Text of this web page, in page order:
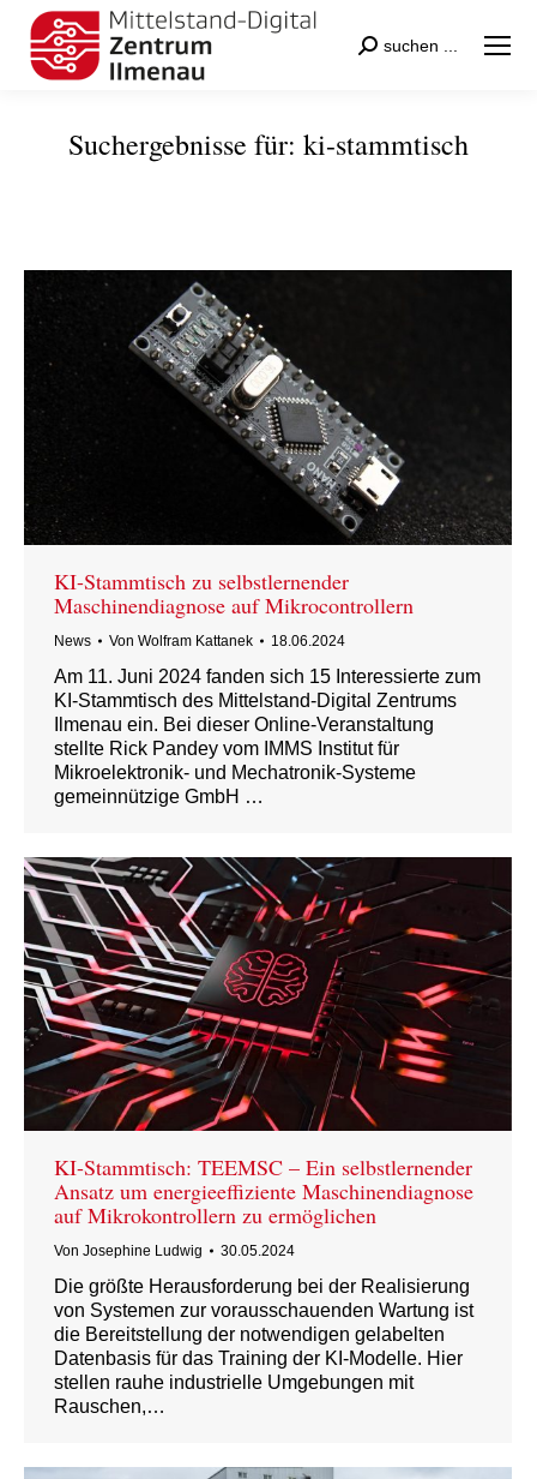
Search:
suchen ...
Suchergebnisse für: ki-stammtisch
KI-Stammtisch zu selbstlernender
Maschinendiagnose auf Mikrocontrollern
News Von Wolfram Kattanek 18.06.2024
Am 11. Juni 2024 fanden sich 15 Interessierte zum
KI-Stammtisch des Mittelstand-Digital Zentrums
Ilmenau ein. Bei dieser Online-Veranstaltung
stellte Rick Pandey vom IMMS Institut für
Mikroelektronik- und Mechatronik-Systeme
gemeinnützige GmbH …
KI-Stammtisch: TEEMSC – Ein selbstlernender
Ansatz um energieeffiziente Maschinendiagnose
auf Mikrokontrollern zu ermöglichen
Von Josephine Ludwig 30.05.2024
Die größte Herausforderung bei der Realisierung
von Systemen zur vorausschauenden Wartung ist
die Bereitstellung der notwendigen gelabelten
Datenbasis für das Training der KI-Modelle. Hier
stellen rauhe industrielle Umgebungen mit
Rauschen,…